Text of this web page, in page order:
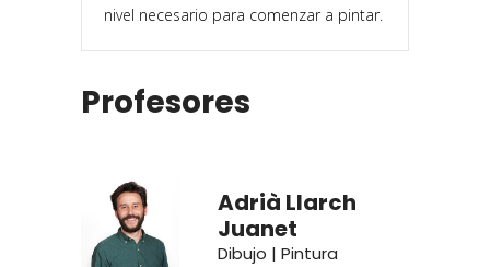
nivel necesario para comenzar a pintar.
Profesores
Adrià Llarch
Juanet
Dibujo | Pintura